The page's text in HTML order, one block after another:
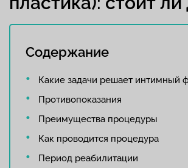
Содержание
Какие задачи решает интимный
Противопоказания
Преимущества процедуры
Как проводится процедура
Период реабилитации